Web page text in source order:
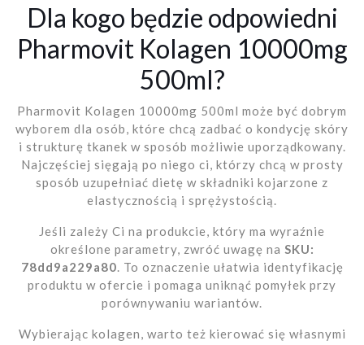
Dla kogo będzie odpowiedni
Pharmovit Kolagen 10000mg
500ml?
Pharmovit Kolagen 10000mg 500ml może być dobrym
wyborem dla osób, które chcą zadbać o kondycję skóry
i strukturę tkanek w sposób możliwie uporządkowany.
Najczęściej sięgają po niego ci, którzy chcą w prosty
sposób uzupełniać dietę w składniki kojarzone z
elastycznością i sprężystością.
Jeśli zależy Ci na produkcie, który ma wyraźnie
określone parametry, zwróć uwagę na SKU:
78dd9a229a80 . To oznaczenie ułatwia identyfikację
produktu w ofercie i pomaga uniknąć pomyłek przy
porównywaniu wariantów.
Wybierając kolagen, warto też kierować się własnymi